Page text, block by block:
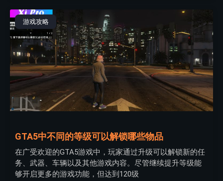
游戏攻略
GTA5中不同的等级可以解锁哪些物品
在广受欢迎的GTA5游戏中，玩家通过升级可以解锁新的任
务、武器、车辆以及其他游戏内容。尽管继续提升等级能
够开启更多的游戏功能，但达到120级